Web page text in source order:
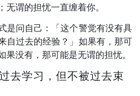
谓的担忧一直缠着你。
是问自己：「这个警觉有没有具
自过去的经验？」如果有，那可
果没有，那可能是无谓的担忧。
去学习，但不被过去束